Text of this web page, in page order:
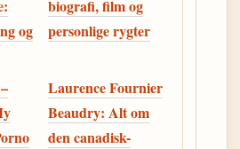
og
biografi, film og
personlige rygter
Laurence Fournier
Beaudry: Alt om
den canadisk-